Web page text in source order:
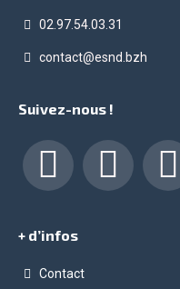
02.97.54.03.31
contact@esnd.bzh
Suivez-nous !
Facebook LinkedIn
+ d’infos
Contact